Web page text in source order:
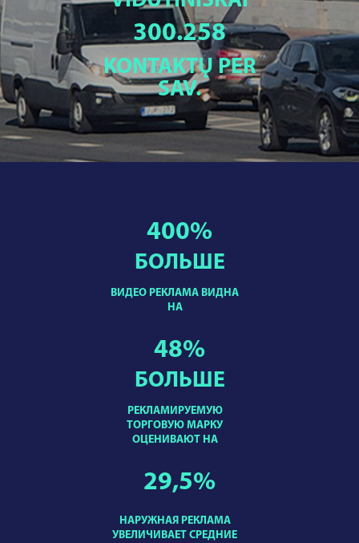
300.258
KONTAKTŲ PER
SAV.
ВИДЕО РЕКЛАМА ВИДНА
НА
400%
БОЛЬШЕ
РЕКЛАМИРУЕМУЮ
ТОРГОВУЮ МАРКУ
ОЦЕНИВАЮТ НА
48%
БОЛЬШЕ
НАРУЖНАЯ РЕКЛАМА
УВЕЛИЧИВАЕТ СРЕДНИЕ
29,5%